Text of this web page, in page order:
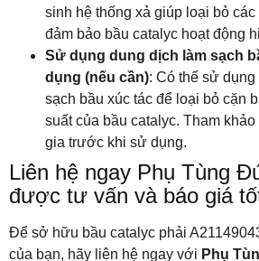
sinh hệ thống xả giúp loại bỏ các
đảm bảo bầu catalyc hoạt động
Sử dụng dung dịch làm sạch
dụng (nếu cần): Có thể sử
sạch bầu xúc tác để loại bỏ cặn
suất của bầu catalyc. Tham
gia trước khi sử dụng.
Liên hệ ngay Phụ Tùng
được tư vấn và báo giá
Để sở hữu bầu catalyc phải
của bạn, hãy liên hệ ngay với Phụ